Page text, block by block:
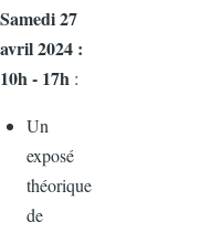
Samedi 27
avril 2024 :
10h - 17h :
Un
exposé
théorique
de